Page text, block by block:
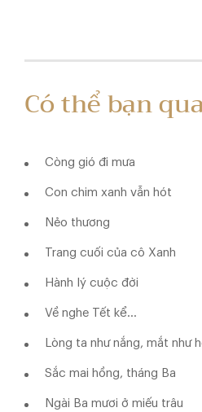
Có thể bạn
Còng gió đi mưa
Con chim xanh vẫn hót
Nẻo thương
Trang cuối của cô Xanh
Hành lý cuộc đời
Về nghe Tết kể...
Lòng ta như nắng, mắt như
Sắc mai hồng, tháng Ba
Ngài Ba mươi ở miếu trâu